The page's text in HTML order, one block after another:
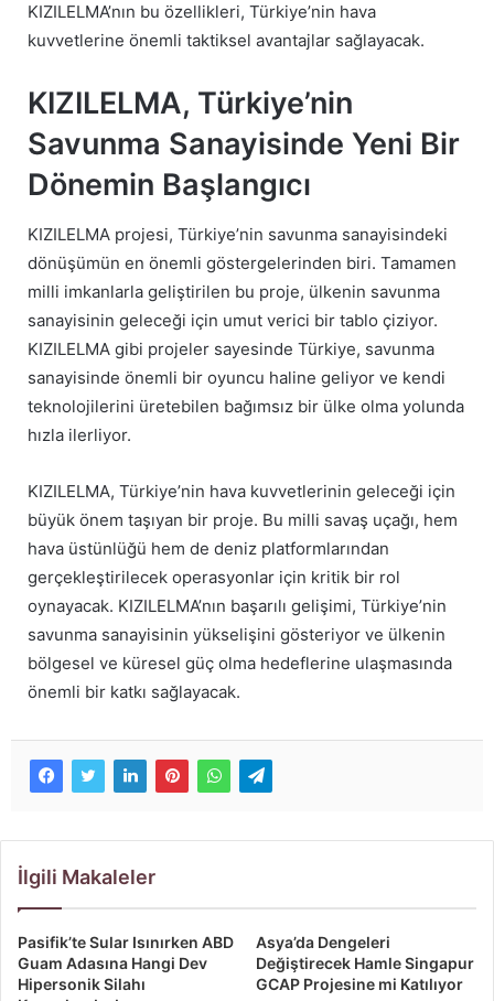
KIZILELMA’nın bu özellikleri, Türkiye’nin hava
kuvvetlerine önemli taktiksel avantajlar sağlayacak.
KIZILELMA, Türkiye’nin
Savunma Sanayisinde Yeni Bir
Dönemin Başlangıcı
KIZILELMA projesi, Türkiye’nin savunma sanayisindeki
dönüşümün en önemli göstergelerinden biri. Tamamen
milli imkanlarla geliştirilen bu proje, ülkenin savunma
sanayisinin geleceği için umut verici bir tablo çiziyor.
KIZILELMA gibi projeler sayesinde Türkiye, savunma
sanayisinde önemli bir oyuncu haline geliyor ve kendi
teknolojilerini üretebilen bağımsız bir ülke olma yolunda
hızla ilerliyor.
KIZILELMA, Türkiye’nin hava kuvvetlerinin geleceği için
büyük önem taşıyan bir proje. Bu milli savaş uçağı, hem
hava üstünlüğü hem de deniz platformlarından
gerçekleştirilecek operasyonlar için kritik bir rol
oynayacak. KIZILELMA’nın başarılı gelişimi, Türkiye’nin
savunma sanayisinin yükselişini gösteriyor ve ülkenin
bölgesel ve küresel güç olma hedeflerine ulaşmasında
önemli bir katkı sağlayacak.
İlgili Makaleler
Pasifik’te Sular Isınırken ABD
Guam Adasına Hangi Dev
Hipersonik Silahı
Asya’da Dengeleri
Değiştirecek Hamle Singapur
GCAP Projesine mi Katılıyor